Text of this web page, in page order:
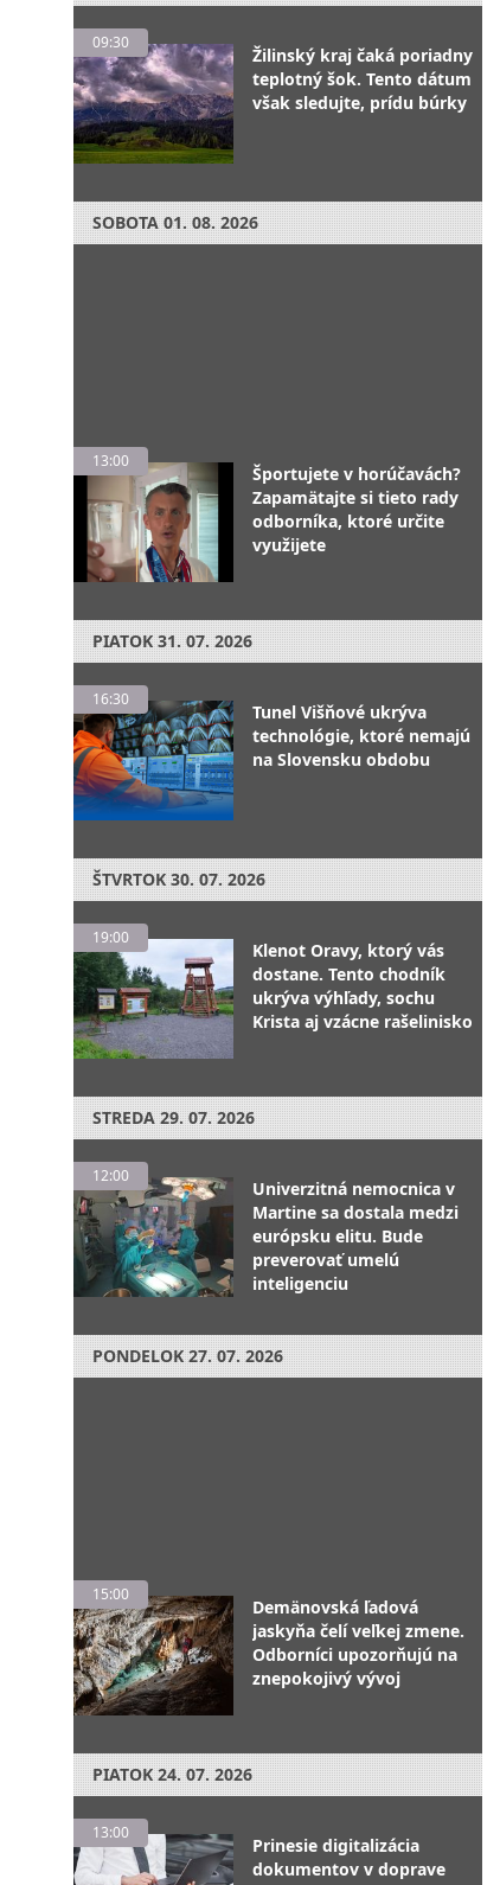
09:30
Žilinský kraj čaká poriadny
teplotný šok. Tento dátum
však sledujte, prídu búrky
SOBOTA 01. 08. 2026
13:00
Športujete v horúčavách?
Zapamätajte si tieto rady
odborníka, ktoré určite
využijete
PIATOK 31. 07. 2026
16:30
Tunel Višňové ukrýva
technológie, ktoré nemajú
na Slovensku obdobu
ŠTVRTOK 30. 07. 2026
19:00
Klenot Oravy, ktorý vás
dostane. Tento chodník
ukrýva výhľady, sochu
Krista aj vzácne rašelinisko
STREDA 29. 07. 2026
12:00
Univerzitná nemocnica v
Martine sa dostala medzi
európsku elitu. Bude
preverovať umelú
inteligenciu
PONDELOK 27. 07. 2026
15:00
Demänovská ľadová
jaskyňa čelí veľkej zmene.
Odborníci upozorňujú na
znepokojivý vývoj
PIATOK 24. 07. 2026
13:00
Prinesie digitalizácia
dokumentov v doprave